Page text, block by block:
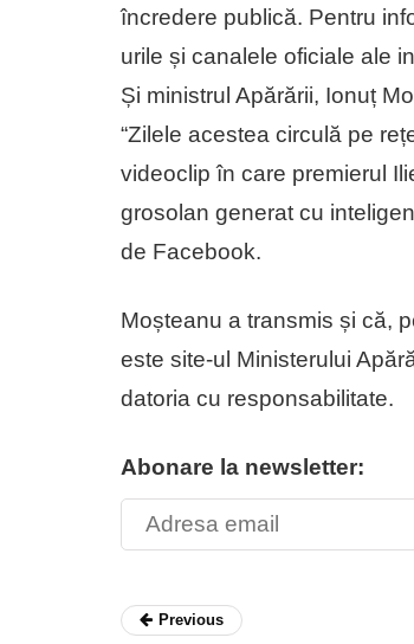
încredere publică. Pentru
urile și canalele oficiale ale
Și ministrul Apărării, Ionuț
“Zilele acestea circulă pe
videoclip în care premierul
grosolan generat cu
de Facebook.
Moșteanu a transmis și că,
este site-ul Ministerului
datoria cu responsabilitate.
Abonare la newsletter:
Previous